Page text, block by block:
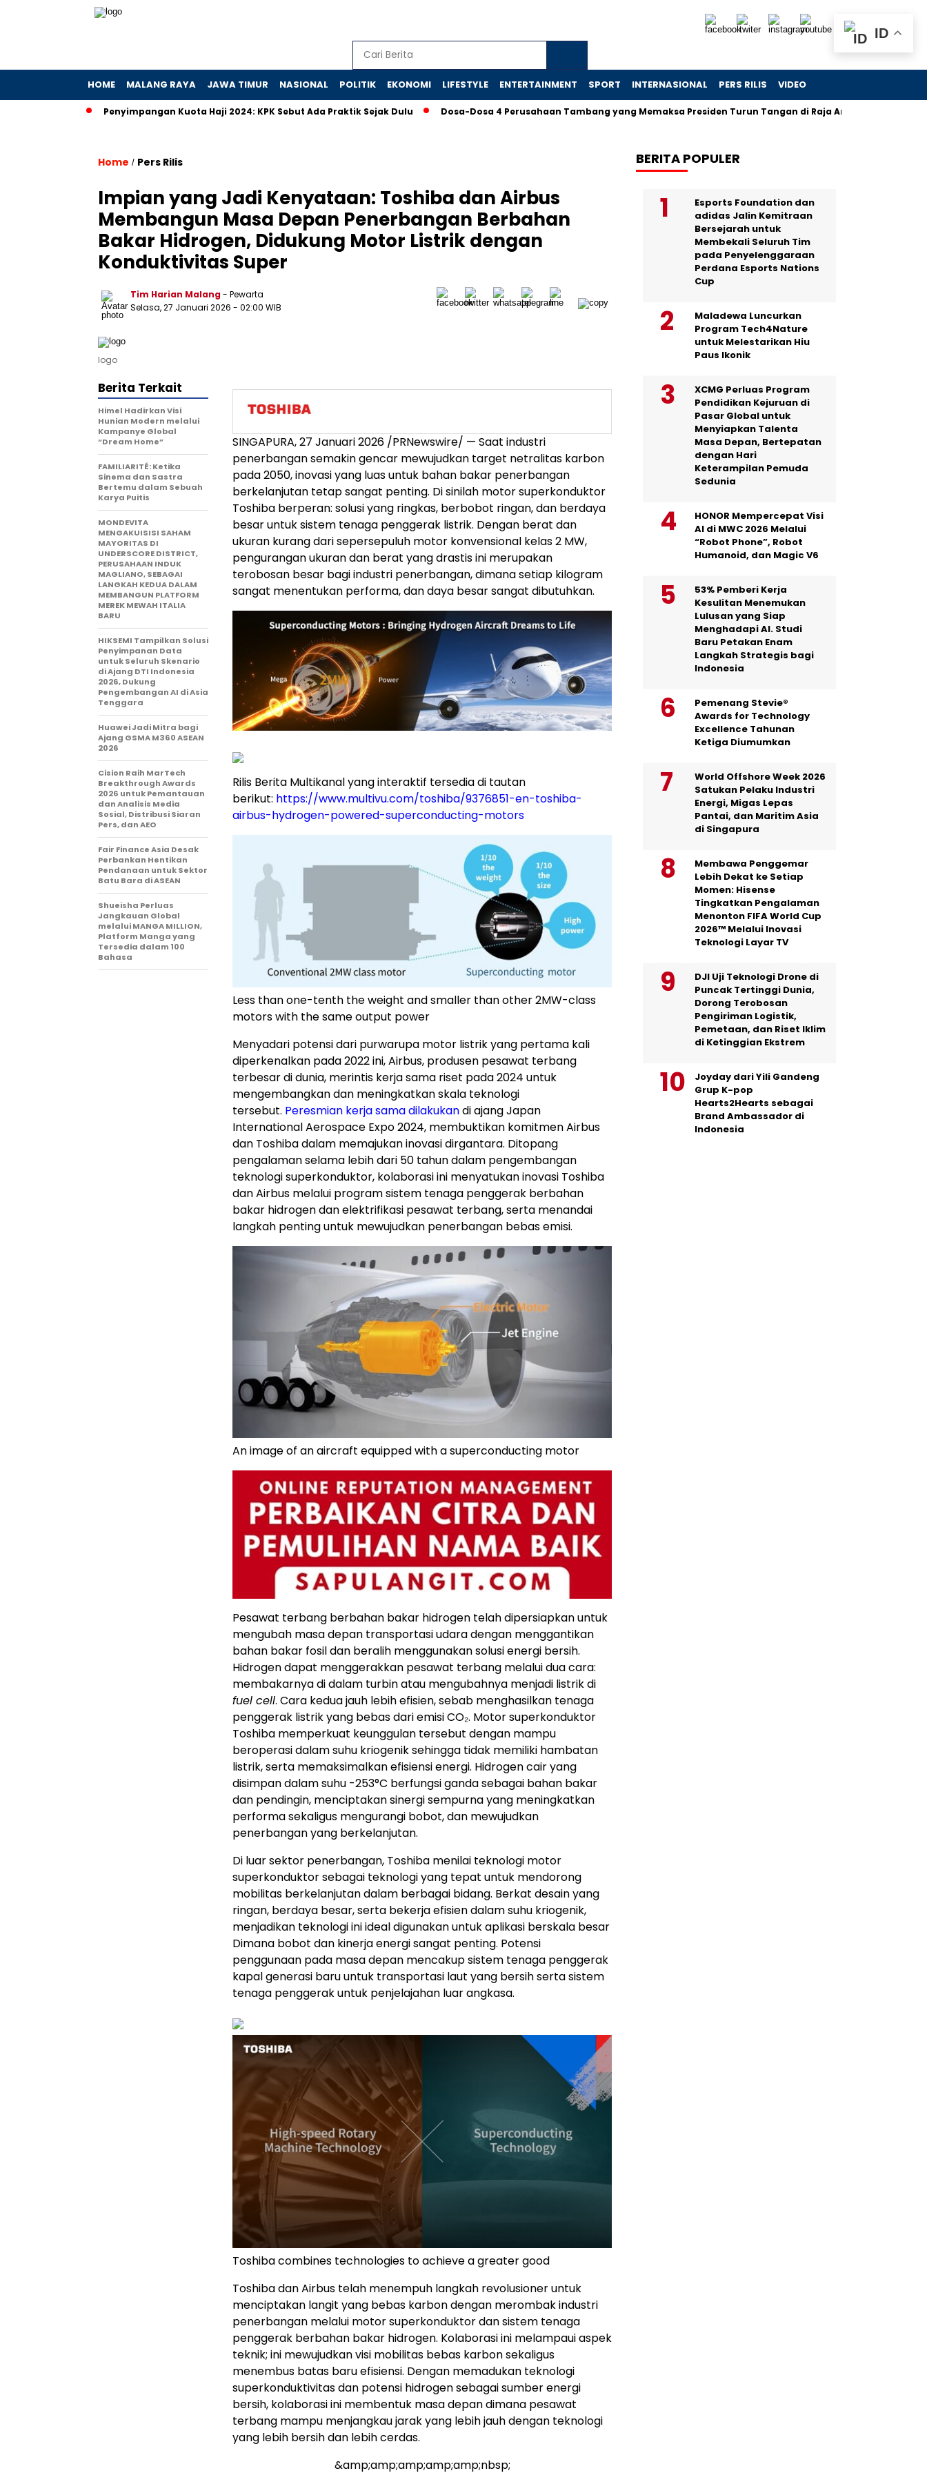
HOME MALANG RAYA JAWA TIMUR NASIONAL POLITIK EKONOMI LIFESTYLE ENTERTAINMENT SPORT INTERNASIONAL PERS RILIS VIDEO
Penyimpangan Kuota Haji 2024: KPK Sebut Ada Praktik Sejak Dulu Dosa-Dosa 4 Perusahaan Tambang yang Memaksa Presiden Turun Tangan di Raja Ampat
Home / Pers Rilis
Impian yang Jadi Kenyataan: Toshiba dan Airbus
Membangun Masa Depan Penerbangan Berbahan
Bakar Hidrogen, Didukung Motor Listrik dengan
Konduktivitas Super
Tim Harian Malang- Pewarta
Selasa, 27 Januari 2026 - 02:00 WIB
logo
SINGAPURA, 27 Januari 2026 /PRNewswire/ — Saat industri
penerbangan semakin gencar mewujudkan target netralitas karbon
pada 2050, inovasi yang luas untuk bahan bakar penerbangan
berkelanjutan tetap sangat penting. Di sinilah motor superkonduktor
Toshiba berperan: solusi yang ringkas, berbobot ringan, dan berdaya
besar untuk sistem tenaga penggerak listrik. Dengan berat dan
ukuran kurang dari sepersepuluh motor konvensional kelas 2 MW,
pengurangan ukuran dan berat yang drastis ini merupakan
terobosan besar bagi industri penerbangan, dimana setiap kilogram
sangat menentukan performa, dan daya besar sangat dibutuhkan.
Rilis Berita Multikanal yang interaktif tersedia di tautan
berikut: https://www.multivu.com/toshiba/9376851-en-toshiba-
airbus-hydrogen-powered-superconducting-motors
Less than one-tenth the weight and smaller than other 2MW-class
motors with the same output power
Menyadari potensi dari purwarupa motor listrik yang pertama kali
diperkenalkan pada 2022 ini, Airbus, produsen pesawat terbang
terbesar di dunia, merintis kerja sama riset pada 2024 untuk
mengembangkan dan meningkatkan skala teknologi
tersebut. Peresmian kerja sama dilakukandi ajang Japan
International Aerospace Expo 2024, membuktikan komitmen Airbus
dan Toshiba dalam memajukan inovasi dirgantara. Ditopang
pengalaman selama lebih dari 50 tahun dalam pengembangan
teknologi superkonduktor, kolaborasi ini menyatukan inovasi Toshiba
dan Airbus melalui program sistem tenaga penggerak berbahan
bakar hidrogen dan elektrifikasi pesawat terbang, serta menandai
langkah penting untuk mewujudkan penerbangan bebas emisi.
An image of an aircraft equipped with a superconducting motor
Pesawat terbang berbahan bakar hidrogen telah dipersiapkan untuk
mengubah masa depan transportasi udara dengan menggantikan
bahan bakar fosil dan beralih menggunakan solusi energi bersih.
Hidrogen dapat menggerakkan pesawat terbang melalui dua cara:
membakarnya di dalam turbin atau mengubahnya menjadi listrik di
fuel cell. Cara kedua jauh lebih efisien, sebab menghasilkan tenaga
penggerak listrik yang bebas dari emisi CO₂. Motor superkonduktor
Toshiba memperkuat keunggulan tersebut dengan mampu
beroperasi dalam suhu kriogenik sehingga tidak memiliki hambatan
listrik, serta memaksimalkan efisiensi energi. Hidrogen cair yang
disimpan dalam suhu -253°C berfungsi ganda sebagai bahan bakar
dan pendingin, menciptakan sinergi sempurna yang meningkatkan
performa sekaligus mengurangi bobot, dan mewujudkan
penerbangan yang berkelanjutan.
Di luar sektor penerbangan, Toshiba menilai teknologi motor
superkonduktor sebagai teknologi yang tepat untuk mendorong
mobilitas berkelanjutan dalam berbagai bidang. Berkat desain yang
ringan, berdaya besar, serta bekerja efisien dalam suhu kriogenik,
menjadikan teknologi ini ideal digunakan untuk aplikasi berskala besar
Dimana bobot dan kinerja energi sangat penting. Potensi
penggunaan pada masa depan mencakup sistem tenaga penggerak
kapal generasi baru untuk transportasi laut yang bersih serta sistem
tenaga penggerak untuk penjelajahan luar angkasa.
Toshiba combines technologies to achieve a greater good
Toshiba dan Airbus telah menempuh langkah revolusioner untuk
menciptakan langit yang bebas karbon dengan merombak industri
penerbangan melalui motor superkonduktor dan sistem tenaga
penggerak berbahan bakar hidrogen. Kolaborasi ini melampaui aspek
teknik; ini mewujudkan visi mobilitas bebas karbon sekaligus
menembus batas baru efisiensi. Dengan memadukan teknologi
superkonduktivitas dan potensi hidrogen sebagai sumber energi
bersih, kolaborasi ini membentuk masa depan dimana pesawat
terbang mampu menjangkau jarak yang lebih jauh dengan teknologi
yang lebih bersih dan lebih cerdas.
&amp;amp;amp;amp;amp;nbsp;
Berita Terkait
Himel Hadirkan Visi
Hunian Modern melalui
Kampanye Global
“Dream Home”
FAMILIARITÉ: Ketika
Sinema dan Sastra
Bertemu dalam Sebuah
Karya Puitis
MONDEVITA
MENGAKUISISI SAHAM
MAYORITAS DI
UNDERSCORE DISTRICT,
PERUSAHAAN INDUK
MAGLIANO, SEBAGAI
LANGKAH KEDUA DALAM
MEMBANGUN PLATFORM
MEREK MEWAH ITALIA
BARU
HIKSEMI Tampilkan Solusi
Penyimpanan Data
untuk Seluruh Skenario
di Ajang DTI Indonesia
2026, Dukung
Pengembangan AI di Asia
Tenggara
Huawei Jadi Mitra bagi
Ajang GSMA M360 ASEAN
2026
Cision Raih MarTech
Breakthrough Awards
2026 untuk Pemantauan
dan Analisis Media
Sosial, Distribusi Siaran
Pers, dan AEO
Fair Finance Asia Desak
Perbankan Hentikan
Pendanaan untuk Sektor
Batu Bara di ASEAN
Shueisha Perluas
Jangkauan Global
melalui MANGA MILLION,
Platform Manga yang
Tersedia dalam 100
Bahasa
BERITA POPULER
Esports Foundation dan
adidas Jalin Kemitraan
Bersejarah untuk
Membekali Seluruh Tim
pada Penyelenggaraan
Perdana Esports Nations
Cup
Maladewa Luncurkan
Program Tech4Nature
untuk Melestarikan Hiu
Paus Ikonik
XCMG Perluas Program
Pendidikan Kejuruan di
Pasar Global untuk
Menyiapkan Talenta
Masa Depan, Bertepatan
dengan Hari
Keterampilan Pemuda
Sedunia
HONOR Mempercepat Visi
AI di MWC 2026 Melalui
“Robot Phone”, Robot
Humanoid, dan Magic V6
53% Pemberi Kerja
Kesulitan Menemukan
Lulusan yang Siap
Menghadapi AI. Studi
Baru Petakan Enam
Langkah Strategis bagi
Indonesia
Pemenang Stevie®
Awards for Technology
Excellence Tahunan
Ketiga Diumumkan
World Offshore Week 2026
Satukan Pelaku Industri
Energi, Migas Lepas
Pantai, dan Maritim Asia
di Singapura
Membawa Penggemar
Lebih Dekat ke Setiap
Momen: Hisense
Tingkatkan Pengalaman
Menonton FIFA World Cup
2026™ Melalui Inovasi
Teknologi Layar TV
DJI Uji Teknologi Drone di
Puncak Tertinggi Dunia,
Dorong Terobosan
Pengiriman Logistik,
Pemetaan, dan Riset Iklim
di Ketinggian Ekstrem
Joyday dari Yili Gandeng
Grup K-pop
Hearts2Hearts sebagai
Brand Ambassador di
Indonesia
ID